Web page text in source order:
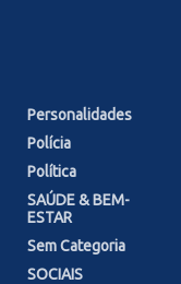
Personalidades
Polícia
Política
SAÚDE & BEM-
ESTAR
Sem Categoria
SOCIAIS